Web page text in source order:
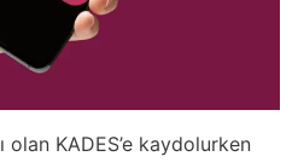
olan KADES’e kaydolurken